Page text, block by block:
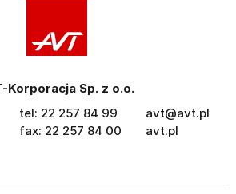
Korporacja Sp. z o.o.
tel: 22 257 84 99
fax: 22 257 84 00
avt@avt.pl
avt.pl